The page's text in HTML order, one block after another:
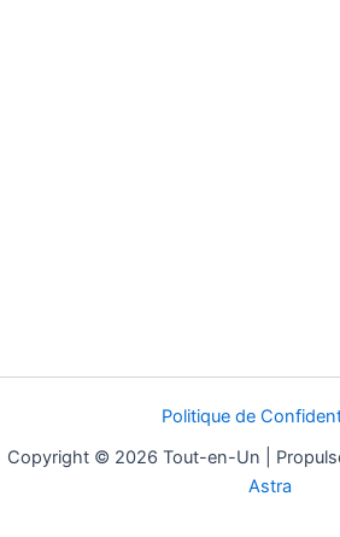
Politique de
Copyright © 2026 Tout-en-Un |
Astra